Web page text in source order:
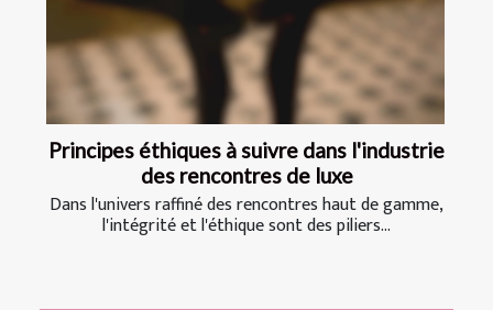
Principes éthiques à suivre dans l'industrie
des rencontres de luxe
Dans l'univers raffiné des rencontres haut de gamme,
l'intégrité et l'éthique sont des piliers...